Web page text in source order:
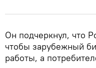
Он подчеркнул, что
чтобы зарубежный
работы, а